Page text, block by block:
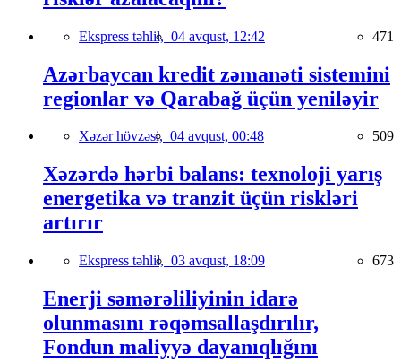
Ekspress təhlil, 04 avqust, 12:42 471
Azərbaycan kredit zəmanəti sistemini
regionlar və Qarabağ üçün yeniləyir
Xəzər hövzəsi, 04 avqust, 00:48 509
Xəzərdə hərbi balans: texnoloji yarış
energetika və tranzit üçün riskləri
artırır
Ekspress təhlil, 03 avqust, 18:09 673
Enerji səmərəliliyinin idarə
olunmasını rəqəmsallaşdırılır,
Fondun maliyyə dayanıqlığını